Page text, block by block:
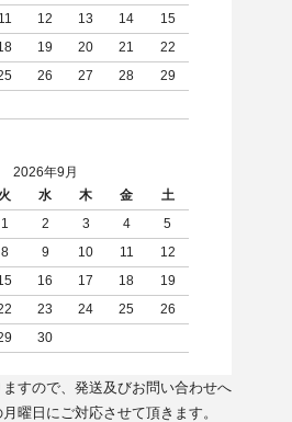
11 12 13 14
15
19 20 21
22
26 27 28
29
2026年9月
火 水 木 金
土
1
2 3 4
5
8 9 10 11
12
16 17 18
19
23 24 25
26
30
すので、発送及びお問い合わせへ
曜日にご対応させて頂きます。